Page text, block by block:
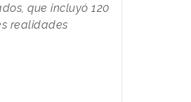
que incluyó 120
realidades